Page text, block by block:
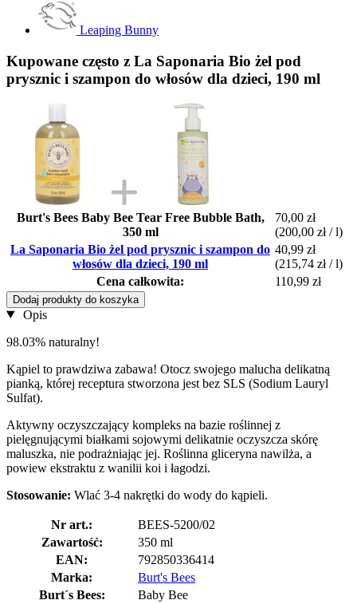
Leaping Bunny
Kupowane często z La Saponaria Bio żel pod
prysznic i szampon do włosów dla dzieci, 190 ml
Burt's Bees Baby Bee Tear Free Bubble Bath,
350 ml
70,00 zł
(200,00 zł / l)
La Saponaria Bio żel pod prysznic i szampon do
włosów dla dzieci, 190 ml
40,99 zł
(215,74 zł / l)
Cena całkowita:
110,99 zł
Dodaj produkty do koszyka
Opis
98.03% naturalny!
Kąpiel to prawdziwa zabawa! Otocz swojego malucha delikatną
pianką, której receptura stworzona jest bez SLS (Sodium Lauryl
Sulfat).
Aktywny oczyszczający kompleks na bazie roślinnej z
pielęgnującymi białkami sojowymi delikatnie oczyszcza skórę
maluszka, nie podrażniając jej. Roślinna gliceryna nawilża, a
powiew ekstraktu z wanilii koi i łagodzi.
Stosowanie: Wlać 3-4 nakrętki do wody do kąpieli.
Nr art.:
BEES-5200/02
Zawartość:
350 ml
EAN:
792850336414
Marka:
Burt's Bees
Burt´s Bees:
Baby Bee